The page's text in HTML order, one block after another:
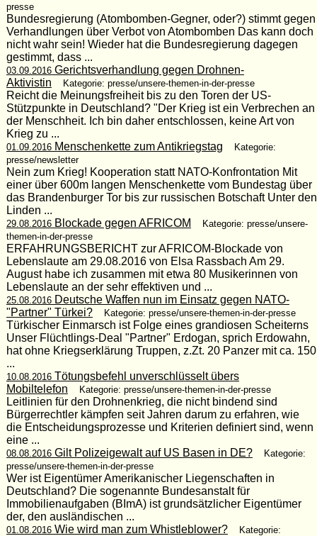
presse
Bundesregierung (Atombomben-Gegner, oder?) stimmt gegen
Verhandlungen über Verbot von Atombomben Das kann doch
nicht wahr sein! Wieder hat die Bundesregierung dagegen
gestimmt, dass ...
03.09.2016Gerichtsverhandlung gegen Drohnen-
Aktivistin
Kategorie: presse/unsere-themen-in-der-presse
Reicht die Meinungsfreiheit bis zu den Toren der US-
Stützpunkte in Deutschland? "Der Krieg ist ein Verbrechen an
der Menschheit. Ich bin daher entschlossen, keine Art von
Krieg zu ...
01.09.2016Menschenkette zum Antikriegstag
Kategorie:
presse/newsletter
Nein zum Krieg! Kooperation statt NATO-Konfrontation Mit
einer über 600m langen Menschenkette vom Bundestag über
das Brandenburger Tor bis zur russischen Botschaft Unter den
Linden ...
29.08.2016Blockade gegen AFRICOM
Kategorie: presse/unsere-
themen-in-der-presse
ERFAHRUNGSBERICHT zur AFRICOM-Blockade von
Lebenslaute am 29.08.2016 von Elsa Rassbach Am 29.
August habe ich zusammen mit etwa 80 Musikerinnen von
Lebenslaute an der sehr effektiven und ...
25.08.2016Deutsche Waffen nun im Einsatz gegen NATO-
"Partner" Türkei?
Kategorie: presse/unsere-themen-in-der-presse
Türkischer Einmarsch ist Folge eines grandiosen Scheiterns
Unser Flüchtlings-Deal "Partner" Erdogan, sprich Erdowahn,
hat ohne Kriegserklärung Truppen, z.Zt. 20 Panzer mit ca. 150
...
10.08.2016Tötungsbefehl unverschlüsselt übers
Mobiltelefon
Kategorie: presse/unsere-themen-in-der-presse
Leitlinien für den Drohnenkrieg, die nicht bindend sind
Bürgerrechtler kämpfen seit Jahren darum zu erfahren, wie
die Entscheidungsprozesse und Kriterien definiert sind, wenn
eine ...
08.08.2016Gilt Polizeigewalt auf US Basen in DE?
Kategorie:
presse/unsere-themen-in-der-presse
Wer ist Eigentümer Amerikanischer Liegenschaften in
Deutschland? Die sogenannte Bundesanstalt für
Immobilienaufgaben (BImA) ist grundsätzlicher Eigentümer
der, den ausländischen ...
01.08.2016Wie wird man zum Whistleblower?
Kategorie: